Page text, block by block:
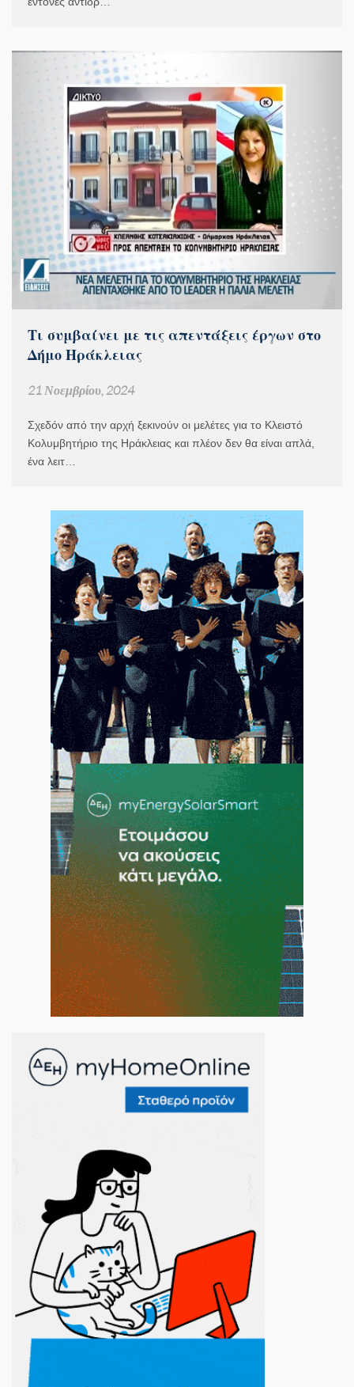
Τι συμβαίνει με τις απεντάξεις έργων στο
Δήμο Ηράκλειας
21 Νοεμβρίου, 2024
Σχεδόν από την αρχή ξεκινούν οι μελέτες για το Κλειστό
Κολυμβητήριο της Ηράκλειας και πλέον δεν θα είναι απλά,
ένα λειτ…